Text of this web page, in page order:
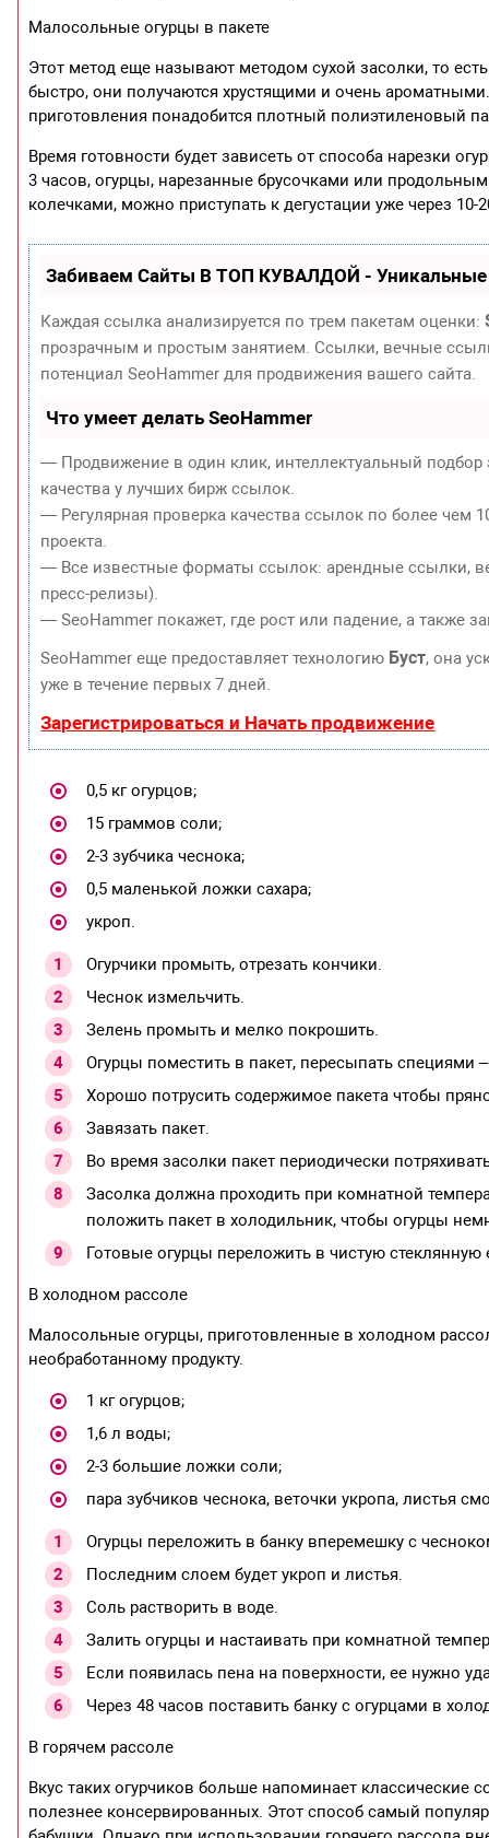
Малосольные огурцы в пакете
Этот метод еще называют методом сухой засолки, то
быстро, они получаются хрустящими и очень
приготовления понадобится плотный полиэтиленовый
Время готовности будет зависеть от способа нарезки
3 часов, огурцы, нарезанные брусочками или
колечками, можно приступать к дегустации уже через 10-
Забиваем Сайты В ТОП КУВАЛДОЙ - Уникальные
Каждая ссылка анализируется по трем пакетам оценки:
прозрачным и простым занятием. Ссылки, вечные
потенциал SeoHammer для продвижения вашего сайта.
Что умеет делать SeoHammer
— Продвижение в один клик, интеллектуальный
качества у лучших бирж ссылок.
— Регулярная проверка качества ссылок по более чем
проекта.
— Все известные форматы ссылок: арендные ссылки,
пресс-релизы).
— SeoHammer покажет, где рост или падение, а также
SeoHammer еще предоставляет технологию Буст, она
уже в течение первых 7 дней.
Зарегистрироваться и Начать продвижение
0,5 кг огурцов;
15 граммов соли;
2-3 зубчика чеснока;
0,5 маленькой ложки сахара;
укроп.
Огурчики промыть, отрезать кончики.
Чеснок измельчить.
Зелень промыть и мелко покрошить.
Огурцы поместить в пакет, пересыпать специями
Хорошо потрусить содержимое пакета чтобы
Завязать пакет.
Во время засолки пакет периодически
Засолка должна проходить при комнатной
положить пакет в холодильник, чтобы огурцы
Готовые огурцы переложить в чистую
В холодном рассоле
Малосольные огурцы, приготовленные в холодном
необработанному продукту.
1 кг огурцов;
1,6 л воды;
2-3 большие ложки соли;
пара зубчиков чеснока, веточки укропа, листья
Огурцы переложить в банку вперемешку с
Последним слоем будет укроп и листья.
Соль растворить в воде.
Залить огурцы и настаивать при комнатной
Если появилась пена на поверхности, ее нужно
Через 48 часов поставить банку с огурцами в
В горячем рассоле
Вкус таких огурчиков больше напоминает классические
полезнее консервированных. Этот способ самый